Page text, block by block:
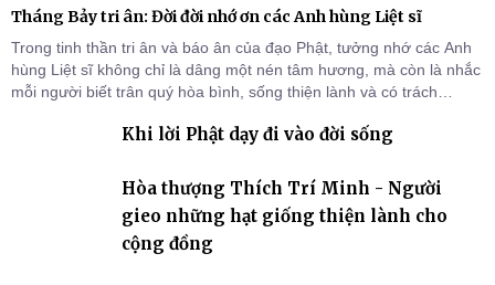
Tháng Bảy tri ân: Đời đời nhớ ơn các Anh hùng Liệt sĩ
Trong tinh thần tri ân và báo ân của đạo Phật, tưởng nhớ các Anh
hùng Liệt sĩ không chỉ là dâng một nén tâm hương, mà còn là nhắc
mỗi người biết trân quý hòa bình, sống thiện lành và có trách
Khi lời Phật dạy đi vào đời sống
Hòa thượng Thích Trí Minh - Người
gieo những hạt giống thiện lành cho
cộng đồng